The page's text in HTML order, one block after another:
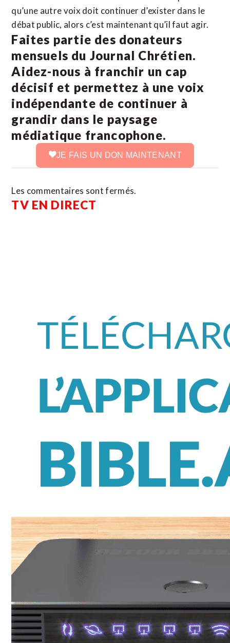
qu’une autre voix doit continuer d’exister dans le
débat public, alors c’est maintenant qu’il faut agir.
Faites partie des donateurs
mensuels du Journal Chrétien.
Aidez-nous à franchir un cap
décisif et permettez à une voix
indépendante de continuer à
grandir dans le paysage
médiatique francophone.
JE FAIS UN DON MAINTENANT
Les commentaires sont fermés.
TV EN DIRECT